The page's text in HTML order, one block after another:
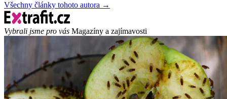
Všechny články tohoto autora →
Vybrali jsme pro vás Magazíny a zajímavosti